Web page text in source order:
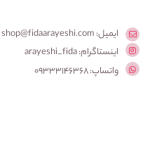
ایمیل: shop@fidaarayeshi.com
اینستاگرام: arayeshi_fida
واتساپ: 09333146368